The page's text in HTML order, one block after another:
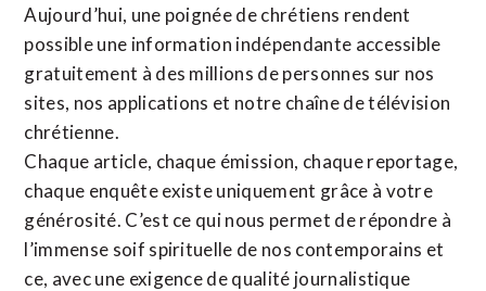
Aujourd’hui, une poignée de chrétiens rendent
possible une information indépendante accessible
gratuitement à des millions de personnes sur nos
sites, nos applications et notre chaîne de télévision
chrétienne.
Chaque article, chaque émission, chaque reportage,
chaque enquête existe uniquement grâce à votre
générosité. C’est ce qui nous permet de répondre à
l’immense soif spirituelle de nos contemporains et
ce, avec une exigence de qualité journalistique